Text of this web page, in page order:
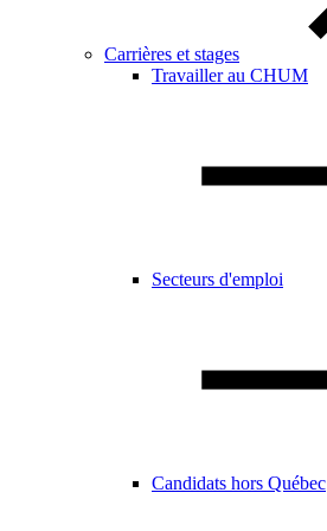
Carrières et stages
Travailler au CHUM
Secteurs d'emploi
Candidats hors Québec